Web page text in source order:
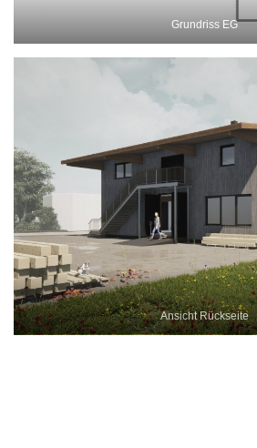
Grundriss EG
Ansicht Rückseite